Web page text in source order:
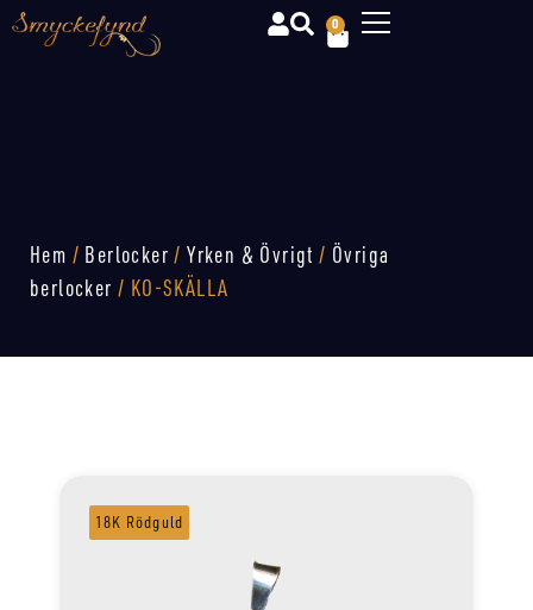
0
Hem / Berlocker /Yrken & Övrigt / Övriga
berlocker / KO-SKÄLLA
18K Rödguld